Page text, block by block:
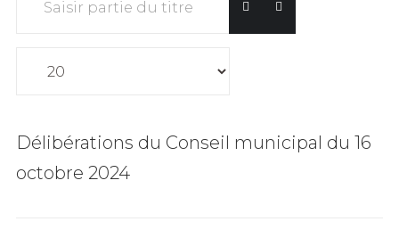
Délibérations du Conseil municipal du 16
octobre 2024